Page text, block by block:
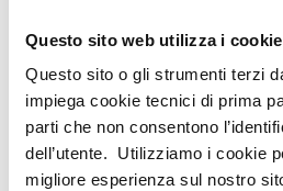
Questo sito web utilizza i cookie
Questo sito o gli strumenti terzi
impiega cookie tecnici di prima
parti che non consentono
dell’utente. Utilizziamo i cookie
migliore esperienza sul nostro
15:00
17:00